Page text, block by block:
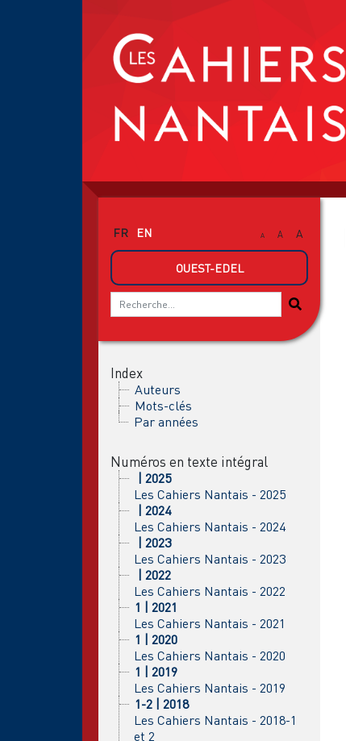
FR EN A A A
OUEST-EDEL
Index
Auteurs
Mots-clés
Par années
Numéros en texte intégral
| 2025
Les Cahiers Nantais - 2025
| 2024
Les Cahiers Nantais - 2024
| 2023
Les Cahiers Nantais - 2023
| 2022
Les Cahiers Nantais - 2022
1 | 2021
Les Cahiers Nantais - 2021
1 | 2020
Les Cahiers Nantais - 2020
1 | 2019
Les Cahiers Nantais - 2019
1-2 | 2018
Les Cahiers Nantais - 2018-1
et 2